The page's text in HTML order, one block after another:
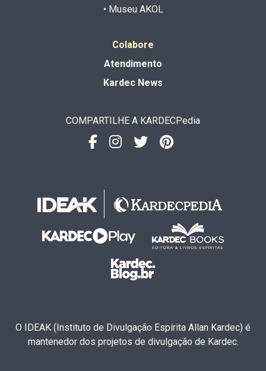
• Museu AKOL
Colabore
Atendimento
Kardec News
COMPARTILHE A KARDECPedia
O IDEAK (Instituto de Divulgação Espírita Allan Kardec) é
mantenedor dos projetos de divulgação de Kardec.